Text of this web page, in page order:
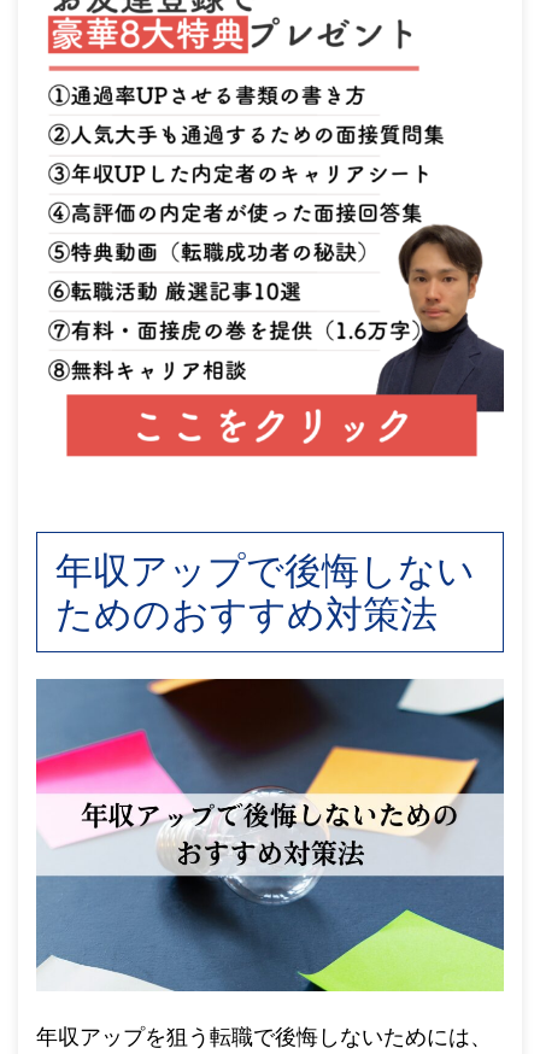
年収アップで後悔しない
ためのおすすめ対策法
年収アップを狙う転職で後悔しないためには、